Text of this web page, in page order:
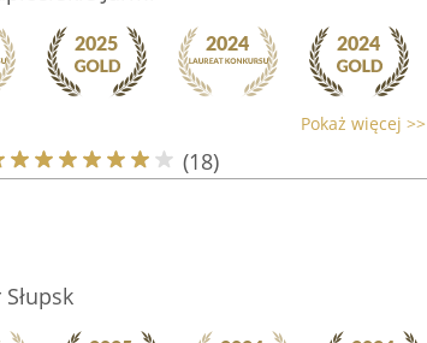
Pokaż więcej >>
(18)